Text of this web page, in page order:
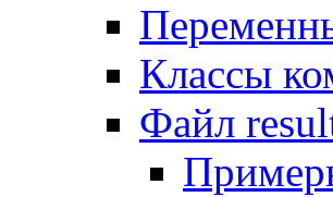
Классы
Файл